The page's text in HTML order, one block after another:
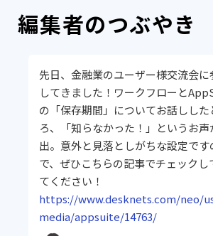
編集者のつぶやき
先日、金融業のユーザー様交流会に
してきました！ワークフローと
の「保存期間」についてお話しした
ろ、「知らなかった！」というお声
出。意外と見落としがちな設定です
で、ぜひこちらの記事でチェックし
てください！
https://www.desknets.com/neo/
media/appsuite/14763/